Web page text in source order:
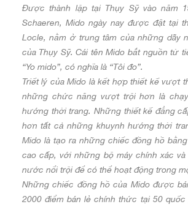
Được thành lập tại Thụy Sỹ vào năm
Schaeren, Mido ngày nay được đặt tại
Locle, nằm ở trung tâm của những dãy
của Thụy Sỹ. Cái tên Mido bắt nguồn từ
“Yo mido”, có nghĩa là “Tôi đo”.
Triết lý của Mido là kết hợp thiết kế vượt
những chức năng vượt trội hơn là
hướng thời trang. Những thiết kế đẳng
hơn tất cả những khuynh hướng thời
Mido là tạo ra những chiếc đồng hồ
cao cấp, với những bộ máy chính xác
nước nổi trội để có thể hoạt động trong
Những chiếc đồng hồ của Mido được
2000 điểm bán lẻ chính thức tại 50 quốc